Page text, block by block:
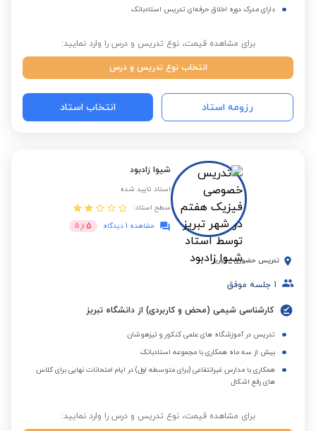
دارای مدرک دوره اخلاق حرفه‌ای تدریس استادبانک
برای مشاهده قیمت، نوع تدریس و درس را وارد نمایید:
انتخاب نوع تدریس و درس
رزومه استاد انتخاب استاد
شیوا زادبود
استاد تایید شده
سطح استاد:
مشاهده 1 دیدگاه
5 از 5
تدریس حضوری - تبریز
1 جلسه موفق
کارشناسی شیمی (محض و کاربردی) از دانشگاه تبریز
تدریس در آموزشگاه های علمی کنکور و تیزهوشان
بیش از سه ماه همکاری با مجموعه استادبانک
همکاری با مدارس غیرانتفاعی (برای متوسطه اول) در ایام امتحانات نهایی برای کلاس
های رفع اشکال
برای مشاهده قیمت، نوع تدریس و درس را وارد نمایید: